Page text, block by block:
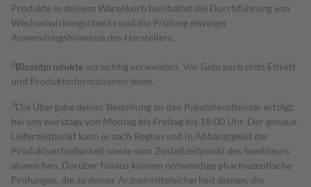
Produkte in deinem Warenkorb beinhaltet die Durchführung von
Wechselwirkungschecks und die Prüfung etwaiger
Anwendungshinweise des Herstellers.
2Biozidproduktevorsichtig verwenden. Vor Gebrauch stets Etikett
und Produktinformationen lesen.
3Die Übergabe deiner Bestellung an den Paketdienstleister erfolgt
bei uns werktags von Montag bis Freitag bis 18:00 Uhr. Der genaue
Lieferzeitpunkt kann je nach Region und in Abhängigkeit der
Produktverfügbarkeit sowie vom Zustellzeitpunkt des Spediteurs
abweichen. Darüber hinaus können notwendige pharmazeutische
Prüfungen, die zu deiner Arzneimittelsicherheit dienen, die